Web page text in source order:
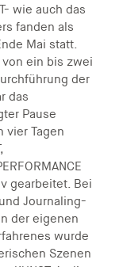
wie auch das
fanden als
Mai statt.
ein bis zwei
der
das
Pause
vier Tagen
gearbeitet. Bei
Journaling-
der eigenen
wurde
Szenen